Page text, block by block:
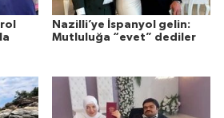
Nazilli’ye İspanyol gelin:
Mutluluğa “evet” dediler